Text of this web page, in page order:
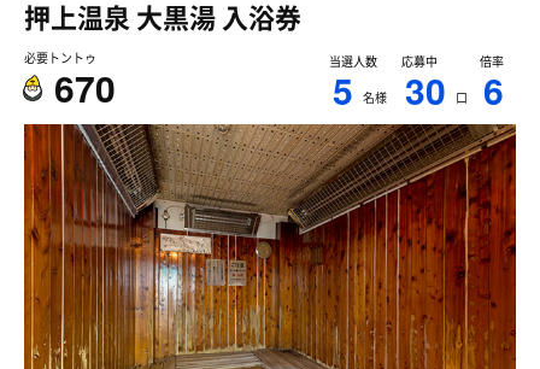
押上温泉 大黒湯入浴券
必要トントゥ
670
当選人数
5 名様
応募中
30 口
倍率
6